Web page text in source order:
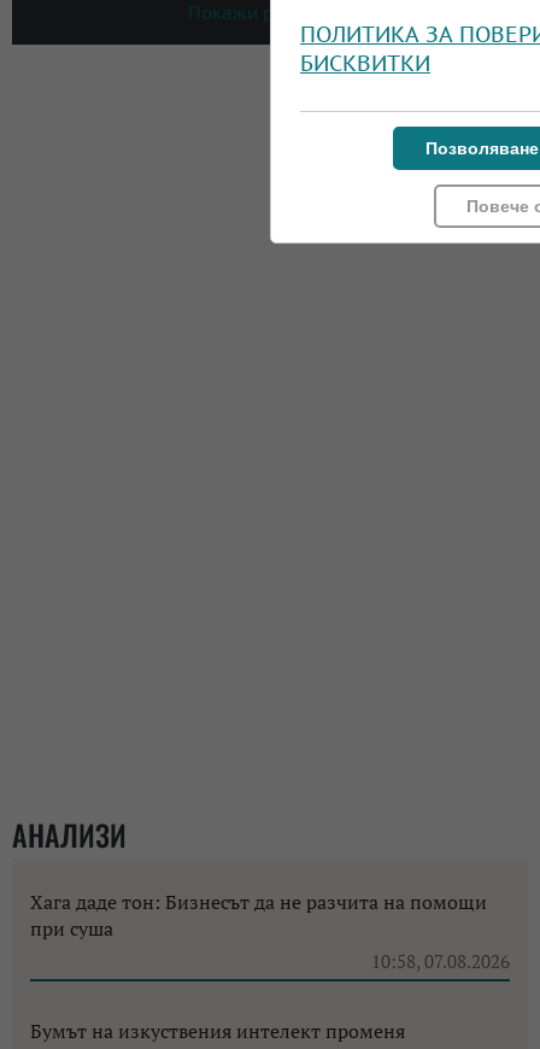
Покажи резултати
АНАЛИЗИ
Хага даде тон: Бизнесът да не разчита на помощи
при суша
10:58, 07.08.2026
Бумът на изкуствения интелект променя
ПОЛИТИКА ЗА
БИСКВИТКИ
Повече